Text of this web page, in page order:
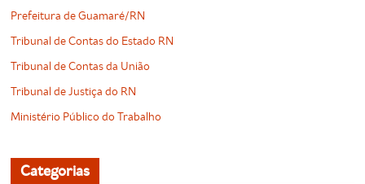
Prefeitura de Guamaré/RN
Tribunal de Contas do Estado RN
Tribunal de Contas da União
Tribunal de Justiça do RN
Ministério Público do Trabalho
Categorias